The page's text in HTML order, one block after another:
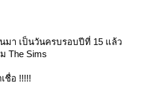
า เป็นวันครบรอบปีที่ 15 แล้ว
The Sims
ชื่อ !!!!!